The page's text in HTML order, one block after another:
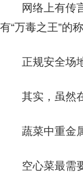
网络上有传
有“万毒之王”的
正规安全场
其实，虽然
蔬菜中重金
空心菜最需